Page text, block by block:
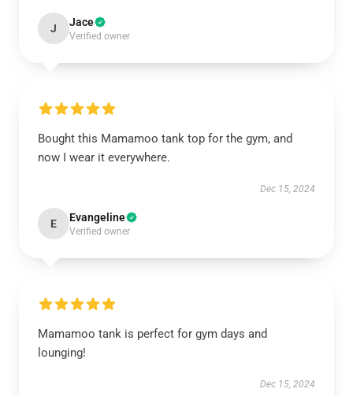
J Jace
Verified owner
Bought this Mamamoo tank top for the gym, and
now I wear it everywhere.
Dec 15, 2024
E Evangeline
Verified owner
Mamamoo tank is perfect for gym days and
lounging!
Dec 15, 2024